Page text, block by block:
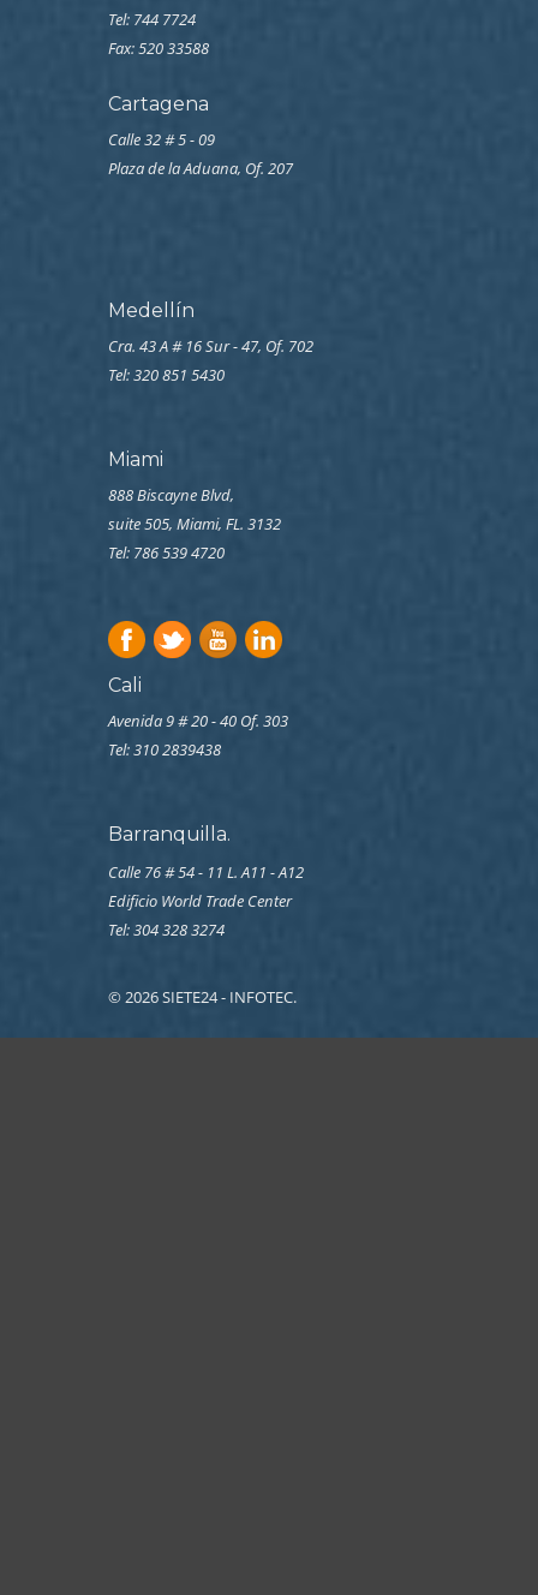
Tel: 744 7724
Fax: 520 33588
Cartagena
Calle 32 # 5 - 09
Plaza de la Aduana, Of. 207
Medellín
Cra. 43 A # 16 Sur - 47, Of. 702
Tel: 320 851 5430
Miami
888 Biscayne Blvd,
suite 505, Miami, FL. 3132
Tel: 786 539 4720
Cali
Avenida 9 # 20 - 40 Of. 303
Tel:310 2839438
Barranquilla.
Calle 76 # 54 - 11 L. A11 - A12
Edificio World Trade Center
Tel: 304 328 3274
© 2026 SIETE24 - INFOTEC.